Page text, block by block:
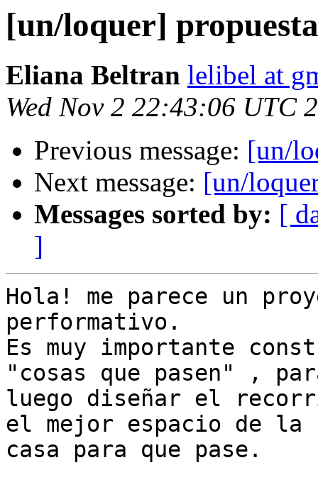
[un/loquer] propuesta
Eliana Beltran lelibel at
Wed Nov 2 22:43:06 UTC
Previous message: [un/
Next message: [un/
Messages sorted by: [
]
Hola! me parece un
performativo.
Es muy importante
"cosas que pasen" ,
luego diseñar el
el mejor espacio de la
casa para que pase.